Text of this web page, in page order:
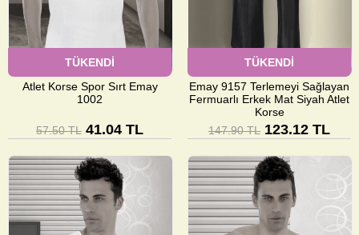
Atlet Korse Spor Sırt Emay
1002
TÜKENDİ
57.50 TL 41.04 TL
Emay 9157 Terlemeyi Sağlayan
Fermuarlı Erkek Mat Siyah Atlet
Korse
TÜKENDİ
147.90 TL 123.12 TL